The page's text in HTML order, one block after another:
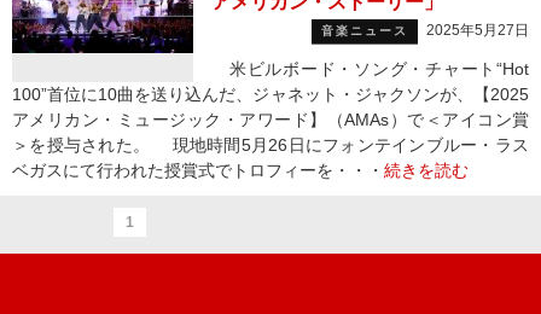
音楽ニュース 2025年5月27日
米ビルボード・ソング・チャート“Hot
100”首位に10曲を送り込んだ、ジャネット・ジャクソンが、【2025
アメリカン・ミュージック・アワード】（AMAs）で＜アイコン賞
＞を授与された。 現地時間5月26日にフォンテインブルー・ラス
ベガスにて行われた授賞式でトロフィーを・・・ 続きを読む
1